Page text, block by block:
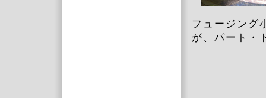
フュージング
が、パート・